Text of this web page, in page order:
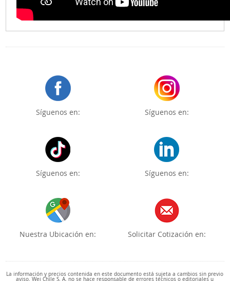
Síguenos en: Síguenos en:
Síguenos en: Síguenos en:
Nuestra Ubicación en: Solicitar Cotización en:
La información y precios contenida en este documento está sujeta a cambios sin previo
aviso. Wei Chile S. A. no se hace responsable de errores técnicos o editoriales u